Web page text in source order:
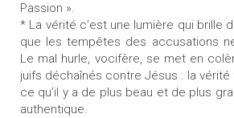
Passion ».
* La vérité c’est une lumière qui brille
que les tempêtes des accusations
Le mal hurle, vocifère, se met en
juifs déchaînés contre Jésus : la
ce qu’il y a de plus beau et de plus
authentique.